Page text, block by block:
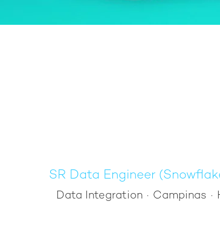
SR Data Engineer
Data Integration · Campinas ·